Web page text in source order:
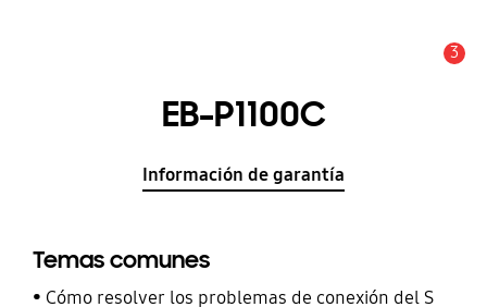
3
EB-P1100C
Información de garantía
Temas comunes
Cómo resolver los problemas de conexión del S